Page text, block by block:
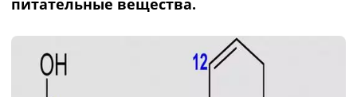
питательные вещества.